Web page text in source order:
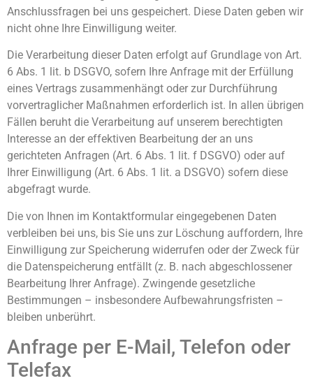
Anschlussfragen bei uns gespeichert. Diese Daten geben wir
nicht ohne Ihre Einwilligung weiter.
Die Verarbeitung dieser Daten erfolgt auf Grundlage von Art.
6 Abs. 1 lit. b DSGVO, sofern Ihre Anfrage mit der Erfüllung
eines Vertrags zusammenhängt oder zur Durchführung
vorvertraglicher Maßnahmen erforderlich ist. In allen übrigen
Fällen beruht die Verarbeitung auf unserem berechtigten
Interesse an der effektiven Bearbeitung der an uns
gerichteten Anfragen (Art. 6 Abs. 1 lit. f DSGVO) oder auf
Ihrer Einwilligung (Art. 6 Abs. 1 lit. a DSGVO) sofern diese
abgefragt wurde.
Die von Ihnen im Kontaktformular eingegebenen Daten
verbleiben bei uns, bis Sie uns zur Löschung auffordern, Ihre
Einwilligung zur Speicherung widerrufen oder der Zweck für
die Datenspeicherung entfällt (z. B. nach abgeschlossener
Bearbeitung Ihrer Anfrage). Zwingende gesetzliche
Bestimmungen – insbesondere Aufbewahrungsfristen –
bleiben unberührt.
Anfrage per E-Mail, Telefon oder
Telefax